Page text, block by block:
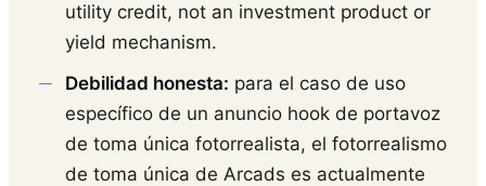
utility credit, not an investment product or
yield mechanism.
Debilidad honesta: para el caso de uso
específico de un anuncio hook de portavoz
de toma única fotorrealista, el fotorrealismo
de toma única de Arcads es actualmente